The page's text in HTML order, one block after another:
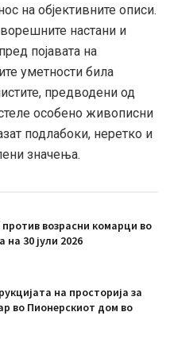
на објективните описи.
настани и
појавата на
уметности била
предводени од
особено живописни
подлабоки, неретко и
значења.
возрасни комарци во
на 30 јули 2026
на просторија за
во Пионерскиот дом во